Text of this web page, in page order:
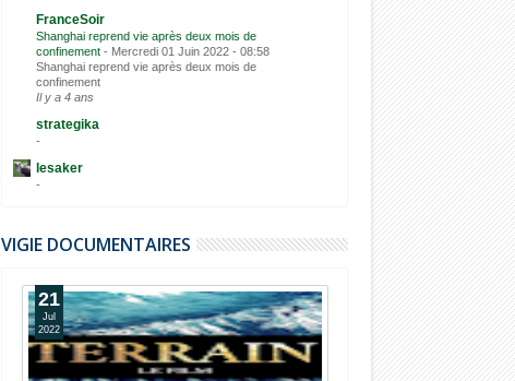
FranceSoir
Shanghai reprend vie après deux mois de
confinement - Mercredi 01 Juin 2022 - 08:58
Shanghai reprend vie après deux mois de
confinement
Il y a 4 ans
strategika
-
lesaker
-
VIGIE DOCUMENTAIRES
21
Jul
2022
11
Jul
2022